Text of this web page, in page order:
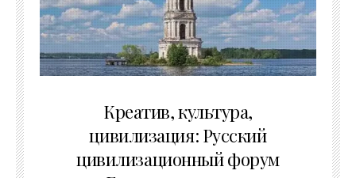
Креатив, культура,
цивилизация: Русский
цивилизационный форум